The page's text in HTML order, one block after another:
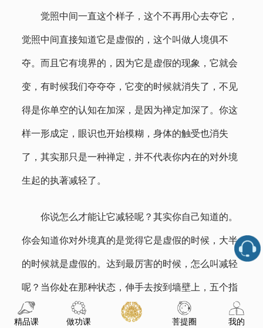
觉照中间一直这个样子，这个不再用心去夺它，
觉照中间直接知道它是虚假的，这个叫做人境俱不
夺。而且它有境界的，因为它是虚假的现象，它就会
变，有时候我们夺夺夺，它变的时候就消失了，不见
得是你单空的认知在加深，是因为禅定加深了。你这
样一形成定，眼识也开始模糊，身体的触受也消失
了，其实那只是一种禅定，并不代表你内在的对外境
生起的执著减轻了。
你说怎么才能让它减轻呢？其实你自己知道的。
你会知道你对外境真的是觉得它是虚假的时候，大半
的时候就是虚假的。达到最厉害的时候，怎么叫减轻
呢？当你处在那种状态，伸手去按到墙壁上，五个指
印就出来了，别人有时候都看得到。所以说那些高僧
精品课
做功课 菩提圈 我的